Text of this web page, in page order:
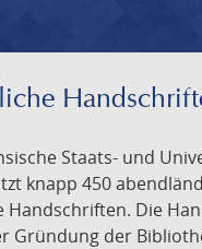
Staats- und
knapp 450
Handschriften. Die
Gründung der